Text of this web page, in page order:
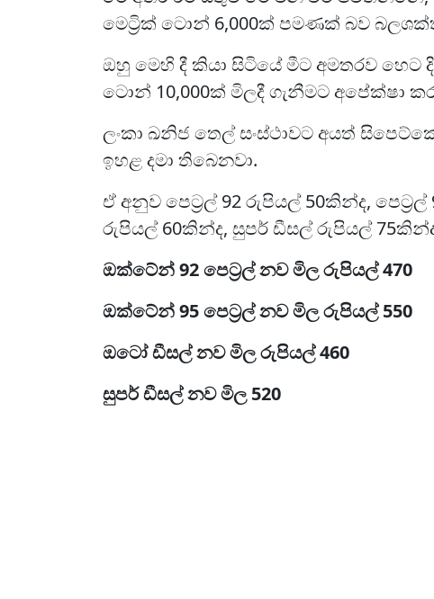
මෙට්‍රික් ටොන් 6,000ක් පමණක් බව
ඔහු මෙහි දී කියා සිටියේ මීට අමතරව හෙට
ටොන් 10,000ක් මිලදී ගැනීමට අපේක්ෂා
ලංකා ඛනිජ තෙල් සංස්ථාවට අයත්
ඉහළ දමා තිබෙනවා.
ඒ අනුව පෙට්‍රල් 92 රුපියල් 50කින්ද,
රුපියල් 60කින්ද, සුපර් ඩීසල් රුපියල්
ඔක්ටේන් 92 පෙට්‍රල් නව මිල රුපියල් 470
ඔක්ටේන් 95 පෙට්‍රල් නව මිල රුපියල් 550
ඔටෝ ඩීසල් නව මිල රුපියල් 460
සුපර් ඩීසල් නව මිල 520